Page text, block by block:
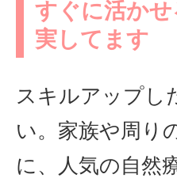
すぐに活か
実してます
スキルアップし
い。家族や周り
に、人気の自然